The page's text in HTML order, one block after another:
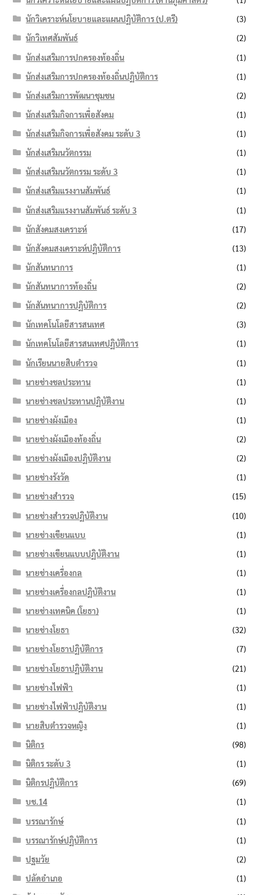
นักวิเคราะห์นโยบายและแผนปฏิบัติการ (ป.ตรี)
(3)
นักวิเทศสัมพันธ์
(2)
นักส่งเสริมการปกครองท้องถิ่น
(1)
นักส่งเสริมการปกครองท้องถิ่นปฏิบัติการ
(1)
นักส่งเสริมการพัฒนาชุมชน
(2)
นักส่งเสริมกิจการเพื่อสังคม
(1)
นักส่งเสริมกิจการเพื่อสังคม ระดับ 3
(1)
นักส่งเสริมนวัตกรรม
(1)
นักส่งเสริมนวัตกรรม ระดับ 3
(1)
นักส่งเสริมแรงงานสัมพันธ์
(1)
นักส่งเสริมแรงงานสัมพันธ์ ระดับ 3
(1)
นักสังคมสงเคราะห์
(17)
นักสังคมสงเคราะห์ปฏิบัติการ
(13)
นักสันทนาการ
(1)
นักสันทนาการท้องถิ่น
(2)
นักสันทนาการปฏิบัติการ
(2)
นักเทคโนโลยีสารสนเทศ
(3)
นักเทคโนโลยีสารสนเทศปฏิบัติการ
(1)
นักเรียนนายสิบตำรวจ
(1)
นายช่างชลประทาน
(1)
นายช่างชลประทานปฏิบัติงาน
(1)
นายช่างผังเมือง
(1)
นายช่างผังเมืองท้องถิ่น
(2)
นายช่างผังเมืองปฏิบัติงาน
(2)
นายช่างรังวัด
(1)
นายช่างสำรวจ
(15)
นายช่างสำรวจปฏิบัติงาน
(10)
นายช่างเขียนแบบ
(1)
นายช่างเขียนแบบปฏิบัติงาน
(1)
นายช่างเครื่องกล
(1)
นายช่างเครื่องกลปฏิบัติงาน
(1)
นายช่างเทคนิค (โยธา)
(1)
นายช่างโยธา
(32)
นายช่างโยธาปฏิบัติการ
(7)
นายช่างโยธาปฏิบัติงาน
(21)
นายช่างไฟฟ้า
(1)
นายช่างไฟฟ้าปฏิบัติงาน
(1)
นายสิบตำรวจหญิง
(1)
นิติกร
(98)
นิติกร ระดับ 3
(1)
นิติกรปฏิบัติการ
(69)
บช.14
(1)
บรรณารักษ์
(1)
บรรณารักษ์ปฏิบัติการ
(1)
ปฐมวัย
(2)
ปลัดอำเภอ
(1)